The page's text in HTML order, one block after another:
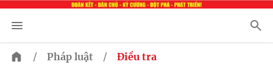
/ Pháp luật / Điều tra